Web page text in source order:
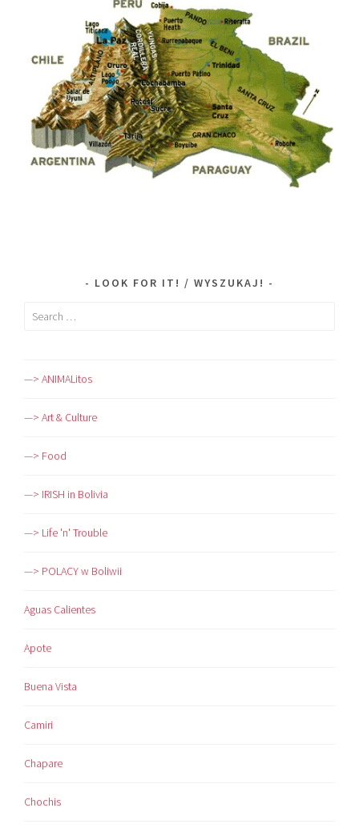
LOOK FOR IT! / WYSZUKAJ!
Search
—> ANIMALitos
—> Art & Culture
—> Food
—> IRISH in Bolivia
—> Life 'n' Trouble
—> POLACY w Boliwii
Aguas Calientes
Apote
Buena Vista
Camiri
Chapare
Chochis